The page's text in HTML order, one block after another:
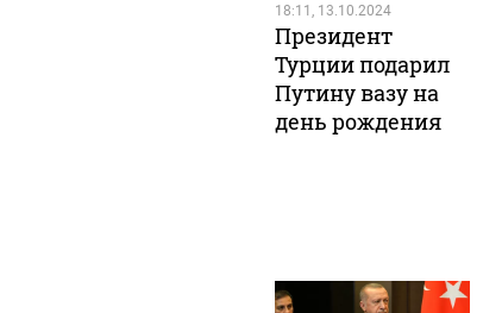
18:11, 13.10.2024
Президент
Турции подарил
Путину вазу на
день рождения